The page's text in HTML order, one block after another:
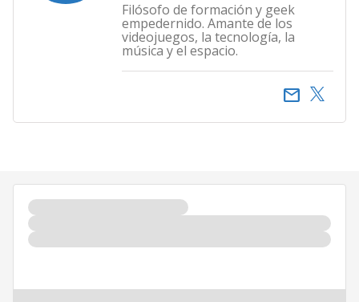
Filósofo de formación y geek
empedernido. Amante de los
videojuegos, la tecnología, la
música y el espacio.
email